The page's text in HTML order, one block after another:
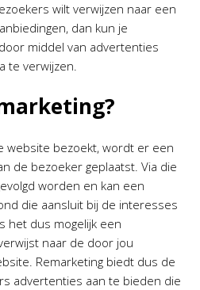
wilt verwijzen naar een
dan kun je
middel van advertenties
te verwijzen.
website bezoekt, wordt er een
de bezoeker geplaatst. Via die
worden en kan een
die aansluit bij de interesses
het dus mogelijk een
naar de door jou
Remarketing biedt dus de
advertenties aan te bieden die